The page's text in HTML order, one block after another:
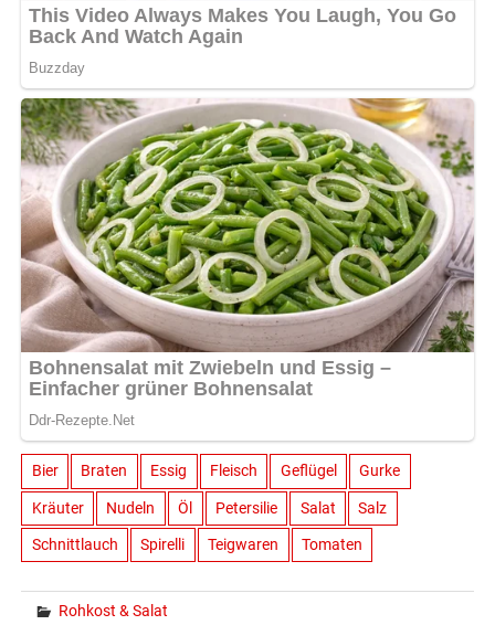
Bier Braten Essig Fleisch Geflügel Gurke
Kräuter Nudeln Öl Petersilie Salat Salz
Schnittlauch Spirelli Teigwaren Tomaten
Rohkost & Salat